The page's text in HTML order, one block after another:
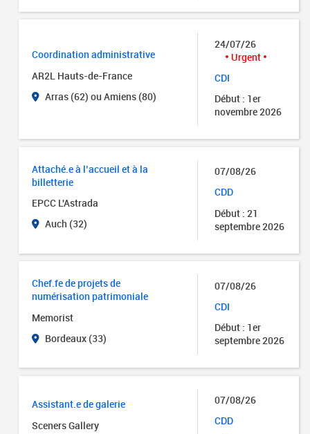
Coordination administrative
AR2L Hauts-de-France
Arras (62) ou Amiens (80)
24/07/26
Urgent
CDI
Début : 1er
novembre 2026
Attaché.e à l’accueil et à la
billetterie
EPCC L'Astrada
Auch (32)
07/08/26
CDD
Début : 21
septembre 2026
Chef.fe de projets de
numérisation patrimoniale
Memorist
Bordeaux (33)
07/08/26
CDI
Début : 1er
septembre 2026
Assistant.e de galerie
Sceners Gallery
07/08/26
CDD